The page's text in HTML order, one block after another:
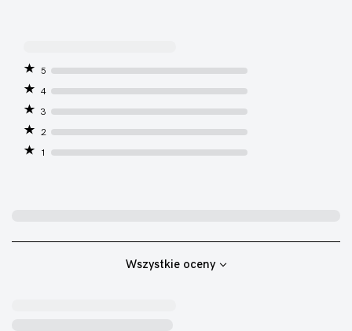
5
4
3
2
1
Wszystkie oceny